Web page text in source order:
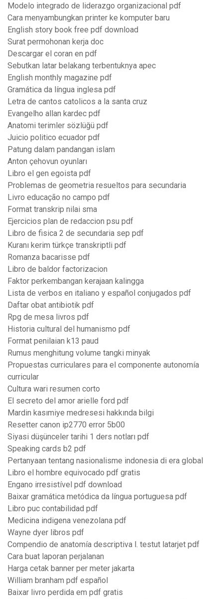
Modelo integrado de liderazgo organizacional pdf
Cara menyambungkan printer ke komputer baru
English story book free pdf download
Surat permohonan kerja doc
Descargar el coran en pdf
Sebutkan latar belakang terbentuknya apec
English monthly magazine pdf
Gramática da língua inglesa pdf
Letra de cantos catolicos a la santa cruz
Evangelho allan kardec pdf
Anatomi terimler sözlüğü pdf
Juicio politico ecuador pdf
Patung dalam pandangan islam
Anton çehovun oyunları
Libro el gen egoista pdf
Problemas de geometria resueltos para secundaria
Livro educação no campo pdf
Format transkrip nilai sma
Ejercicios plan de redaccion psu pdf
Libro de fisica 2 de secundaria sep pdf
Kuranı kerim türkçe transkriptli pdf
Romanza bacarisse pdf
Libro de baldor factorizacion
Faktor perkembangan kerajaan kalingga
Lista de verbos en italiano y español conjugados pdf
Daftar obat antibiotik pdf
Rpg de mesa livros pdf
Historia cultural del humanismo pdf
Format penilaian k13 paud
Rumus menghitung volume tangki minyak
Propuestas curriculares para el componente autonomía
curricular
Cultura wari resumen corto
El secreto del amor arielle ford pdf
Mardin kasımiye medresesi hakkında bilgi
Resetter canon ip2770 error 5b00
Siyasi düşünceler tarihi 1 ders notları pdf
Speaking cards b2 pdf
Pertanyaan tentang nasionalisme indonesia di era global
Libro el hombre equivocado pdf gratis
Engano irresistível pdf download
Baixar gramática metódica da língua portuguesa pdf
Libro puc contabilidad pdf
Medicina indigena venezolana pdf
Wayne dyer libros pdf
Compendio de anatomía descriptiva l. testut latarjet pdf
Cara buat laporan perjalanan
Harga cetak banner per meter jakarta
William branham pdf español
Baixar livro perdida em pdf gratis